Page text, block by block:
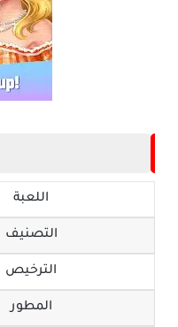
اللعبة
التصنيف
الترخيص
المطور